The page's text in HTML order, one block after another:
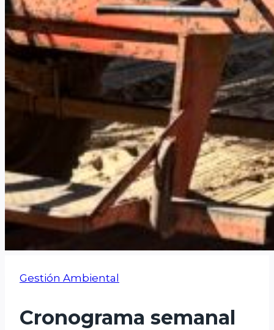
Gestión Ambiental
Cronograma semanal